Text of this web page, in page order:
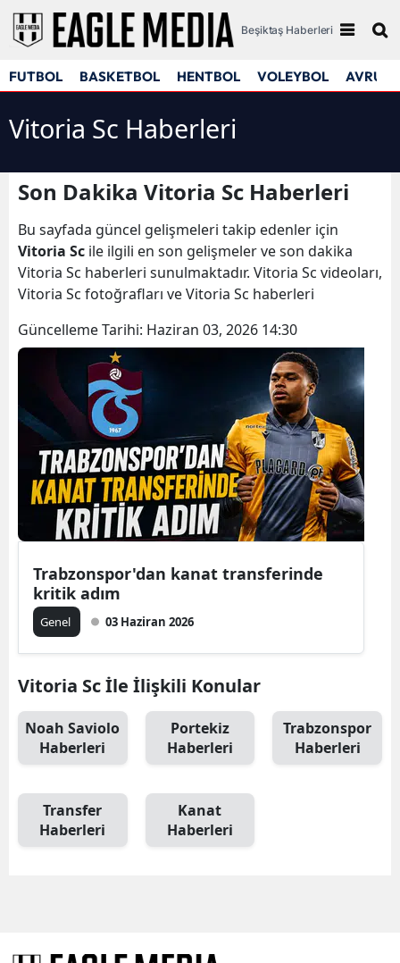
Beşiktaş Haberleri
FUTBOL BASKETBOL HENTBOL VOLEYBOL
Vitoria Sc Haberleri
Son Dakika Vitoria Sc Haberleri
Bu sayfada güncel gelişmeleri takip edenler için
Vitoria Sc ile ilgili en son gelişmeler ve son dakika
Vitoria Sc haberleri sunulmaktadır. Vitoria Sc videoları,
Vitoria Sc fotoğrafları ve Vitoria Sc haberleri
Güncelleme Tarihi: Haziran 03, 2026 14:30
Trabzonspor'dan kanat transferinde
kritik adım
Genel 03 Haziran 2026
Vitoria Sc İle İlişkili Konular
Noah Saviolo
Haberleri
Portekiz
Haberleri
Trabzonspor
Haberleri
Transfer
Haberleri
Kanat
Haberleri